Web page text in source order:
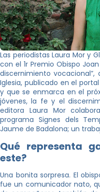
Las periodistas Laura Mor y
con el 1r Premio Obispo
discernimiento
Iglesia, publicado en el
y que se enmarca en el
jóvenes, la fe y el
editora Laura Mor
programa Signes dels
Jaume de Badalona; un
Qué representa
este?
Una bonita sorpresa. El
fue un comunicador nato,